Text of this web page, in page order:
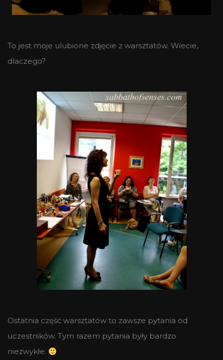
To jest moje ulubione zdjęcie z warsztatów. Wiecie,
dlaczego?
Ostatnia część warsztatów to zawsze pytania od
uczestników. Tym razem pytania były bardzo
niezwykłe.